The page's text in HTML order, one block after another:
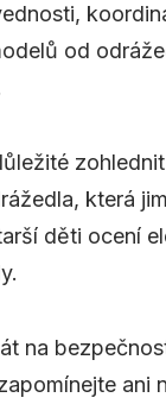
od
která
děti ocení
na
ani